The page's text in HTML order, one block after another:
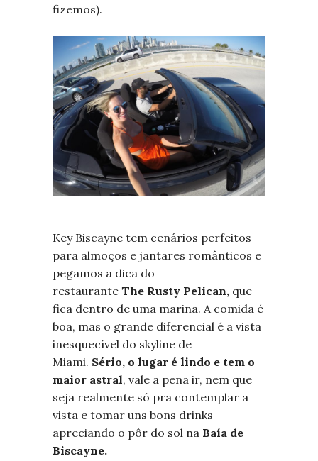
fizemos).
Key Biscayne tem cenários perfeitos
para almoços e jantares românticos e
pegamos a dica do
restaurante The Rusty Pelican, que
fica dentro de uma marina. A comida é
boa, mas o grande diferencial é a vista
inesquecível do skyline de
Miami. Sério, o lugar é lindo e tem o
maior astral, vale a pena ir, nem que
seja realmente só pra contemplar a
vista e tomar uns bons drinks
apreciando o pôr do sol na Baía de
Biscayne.